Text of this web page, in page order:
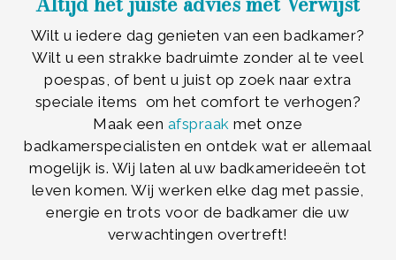
Wilt u iedere dag genieten van een badkamer?
Wilt u een strakke badruimte zonder al te veel
poespas, of bent u juist op zoek naar extra
speciale items om het comfort te verhogen?
Maak een afspraak met onze
badkamerspecialisten en ontdek wat er allemaal
mogelijk is. Wij laten al uw badkamerideeën tot
leven komen. Wij werken elke dag met passie,
energie en trots voor de badkamer die uw
verwachtingen overtreft!